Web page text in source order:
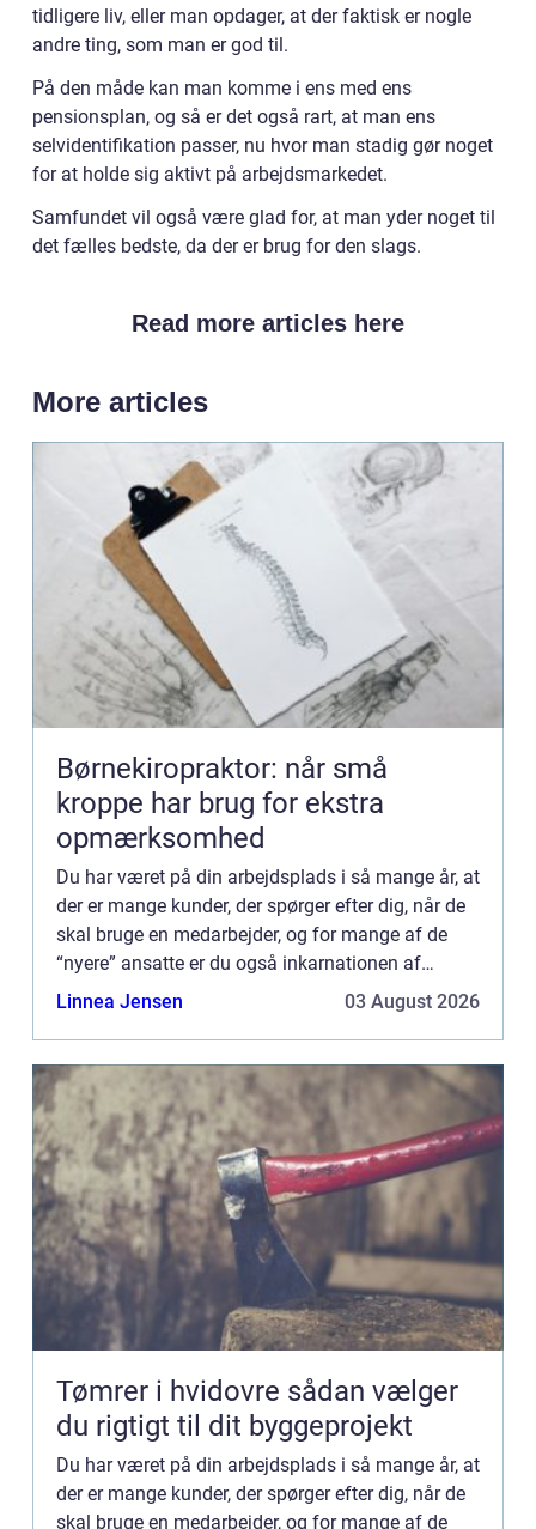
tidligere liv, eller man opdager, at der faktisk er nogle
andre ting, som man er god til.
På den måde kan man komme i ens med ens
pensionsplan, og så er det også rart, at man ens
selvidentifikation passer, nu hvor man stadig gør noget
for at holde sig aktivt på arbejdsmarkedet.
Samfundet vil også være glad for, at man yder noget til
det fælles bedste, da der er brug for den slags.
Read more articles here
More articles
Børnekiropraktor: når små
kroppe har brug for ekstra
opmærksomhed
Du har været på din arbejdsplads i så mange år, at
der er mange kunder, der spørger efter dig, når de
skal bruge en medarbejder, og for mange af de
“nyere” ansatte er du også inkarnationen af
arbejdspladsen, for det virker til, du altid h...
Linnea Jensen 03 August 2026
Tømrer i hvidovre sådan vælger
du rigtigt til dit byggeprojekt
Du har været på din arbejdsplads i så mange år, at
der er mange kunder, der spørger efter dig, når de
skal bruge en medarbejder, og for mange af de